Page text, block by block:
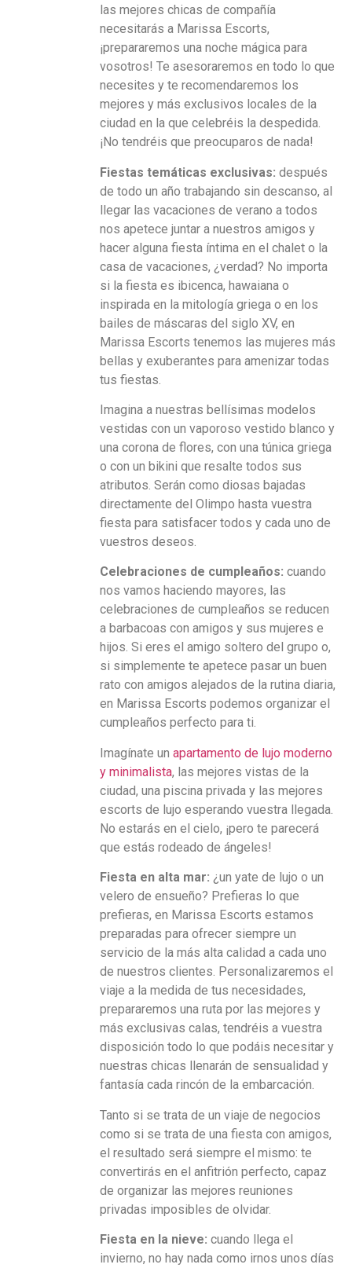
las mejores chicas de compañía
necesitarás a Marissa Escorts,
¡prepararemos una noche mágica para
vosotros! Te asesoraremos en todo lo que
necesites y te recomendaremos los
mejores y más exclusivos locales de la
ciudad en la que celebréis la despedida.
¡No tendréis que preocuparos de nada!
Fiestas temáticas exclusivas: después
de todo un año trabajando sin descanso, al
llegar las vacaciones de verano a todos
nos apetece juntar a nuestros amigos y
hacer alguna fiesta íntima en el chalet o la
casa de vacaciones, ¿verdad? No importa
si la fiesta es ibicenca, hawaiana o
inspirada en la mitología griega o en los
bailes de máscaras del siglo XV, en
Marissa Escorts tenemos las mujeres más
bellas y exuberantes para amenizar todas
tus fiestas.
Imagina a nuestras bellísimas modelos
vestidas con un vaporoso vestido blanco y
una corona de flores, con una túnica griega
o con un bikini que resalte todos sus
atributos. Serán como diosas bajadas
directamente del Olimpo hasta vuestra
fiesta para satisfacer todos y cada uno de
vuestros deseos.
Celebraciones de cumpleaños: cuando
nos vamos haciendo mayores, las
celebraciones de cumpleaños se reducen
a barbacoas con amigos y sus mujeres e
hijos. Si eres el amigo soltero del grupo o,
si simplemente te apetece pasar un buen
rato con amigos alejados de la rutina diaria,
en Marissa Escorts podemos organizar el
cumpleaños perfecto para ti.
Imagínate un apartamento de lujo moderno
y minimalista, las mejores vistas de la
ciudad, una piscina privada y las mejores
escorts de lujo esperando vuestra llegada.
No estarás en el cielo, ¡pero te parecerá
que estás rodeado de ángeles!
Fiesta en alta mar: ¿un yate de lujo o un
velero de ensueño? Prefieras lo que
prefieras, en Marissa Escorts estamos
preparadas para ofrecer siempre un
servicio de la más alta calidad a cada uno
de nuestros clientes. Personalizaremos el
viaje a la medida de tus necesidades,
prepararemos una ruta por las mejores y
más exclusivas calas, tendréis a vuestra
disposición todo lo que podáis necesitar y
nuestras chicas llenarán de sensualidad y
fantasía cada rincón de la embarcación.
Tanto si se trata de un viaje de negocios
como si se trata de una fiesta con amigos,
el resultado será siempre el mismo: te
convertirás en el anfitrión perfecto, capaz
de organizar las mejores reuniones
privadas imposibles de olvidar.
Fiesta en la nieve: cuando llega el
invierno, no hay nada como irnos unos días